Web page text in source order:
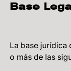
Base
La base jurídica
o más de las